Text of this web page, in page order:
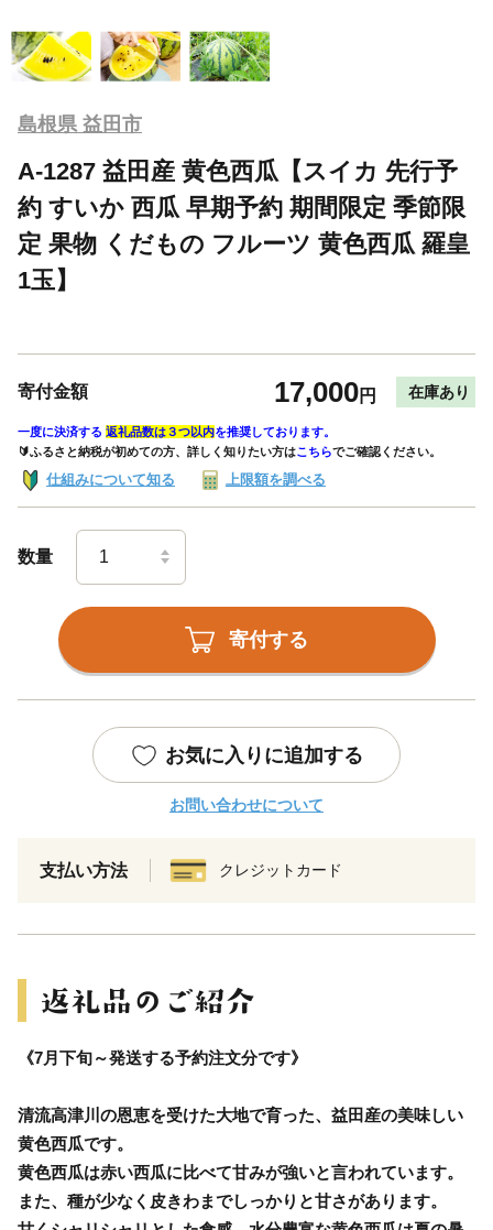
島根県 益田市
A-1287 益田産 黄色西瓜【スイカ 先行予
約 すいか 西瓜 早期予約 期間限定 季節限
定 果物 くだもの フルーツ 黄色西瓜 羅皇
1玉】
寄付金額 17,000円 在庫あり
一度に決済する 返礼品数は３つ以内を推奨しております。
🔰ふるさと納税が初めての方、詳しく知りたい方はこちらでご確認ください。
仕組みについて知る 上限額を調べる
数量
寄付する
お気に入りに追加する
お問い合わせについて
支払い方法 クレジットカード
《7月下旬～発送する予約注文分です》
清流高津川の恩恵を受けた大地で育った、益田産の美味しい
黄色西瓜です。
黄色西瓜は赤い西瓜に比べて甘みが強いと言われています。
また、種が少なく皮きわまでしっかりと甘さがあります。